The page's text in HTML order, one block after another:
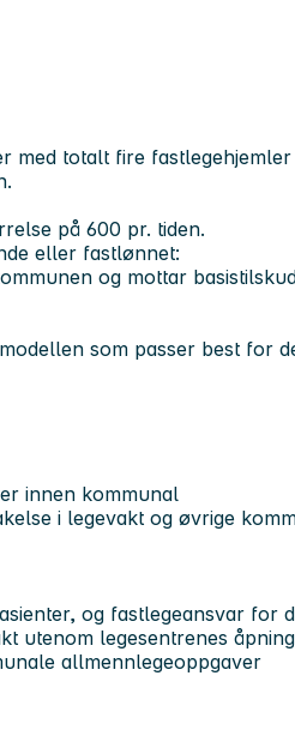
med totalt fire
på 600 pr. tiden.
eller fastlønnet:
og mottar
som passer best for
innen kommunal
i legevakt og øvrige
og fastlegeansvar for
utenom legesentrenes
allmennlegeoppgaver